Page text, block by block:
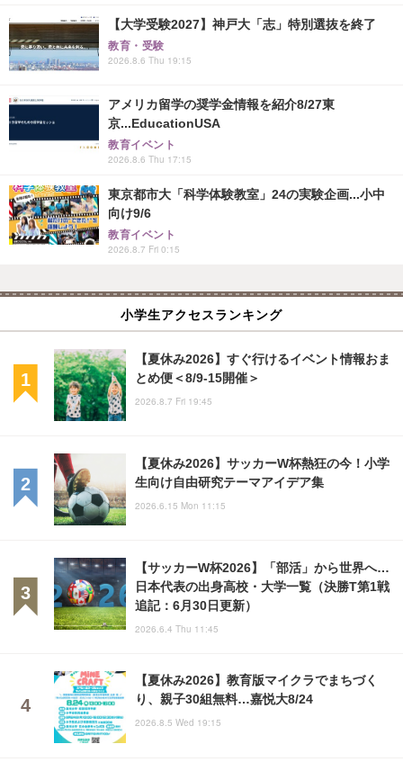
【大学受験2027】神戸大「志」特別選抜を終了
教育・受験
2026.8.6 Thu 19:15
アメリカ留学の奨学金情報を紹介8/27東
京...EducationUSA
教育イベント
2026.8.6 Thu 17:15
東京都市大「科学体験教室」24の実験企画...小中
向け9/6
教育イベント
2026.8.7 Fri 0:15
小学生アクセスランキング
【夏休み2026】すぐ行けるイベント情報おま
とめ便＜8/9-15開催＞
2026.8.7 Fri 19:45
【夏休み2026】サッカーW杯熱狂の今！小学
生向け自由研究テーマアイデア集
2026.6.15 Mon 11:15
【サッカーW杯2026】「部活」から世界へ…
日本代表の出身高校・大学一覧（決勝T第1戦
追記：6月30日更新）
2026.6.4 Thu 11:45
【夏休み2026】教育版マイクラでまちづく
り、親子30組無料…嘉悦大8/24
2026.8.5 Wed 19:15